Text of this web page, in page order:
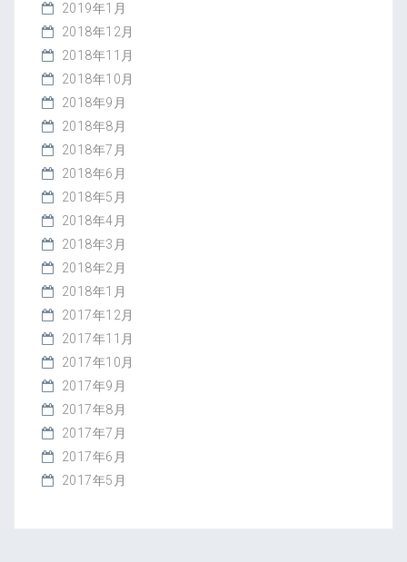
2019年1月
2018年12月
2018年11月
2018年10月
2018年9月
2018年8月
2018年7月
2018年6月
2018年5月
2018年4月
2018年3月
2018年2月
2018年1月
2017年12月
2017年11月
2017年10月
2017年9月
2017年8月
2017年7月
2017年6月
2017年5月